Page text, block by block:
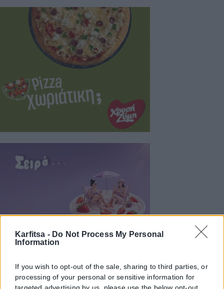
Karfitsa - Do Not Process My Personal
Information
If you wish to opt-out of the sale, sharing to third parties, or
processing of your personal or sensitive information for
targeted advertising by us, please use the below opt-out